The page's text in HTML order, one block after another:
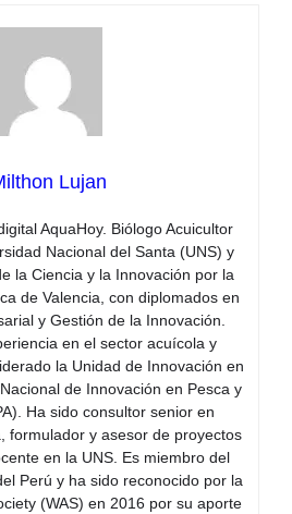
Lujan
AquaHoy. Biólogo Acuicultor
Nacional del Santa (UNS) y
la Ciencia y la Innovación por la
de Valencia, con diplomados en
y Gestión de la Innovación.
en el sector acuícola y
la Unidad de Innovación en
de Innovación en Pesca y
Ha sido consultor senior en
formulador y asesor de proyectos
en la UNS. Es miembro del
Perú y ha sido reconocido por la
(WAS) en 2016 por su aporte